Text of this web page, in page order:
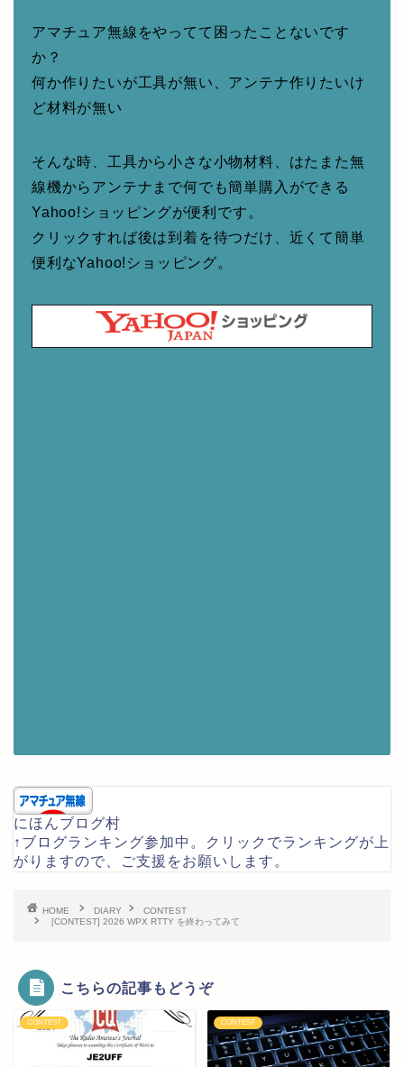
アマチュア無線をやってて困ったことないです
か？
何か作りたいが工具が無い、アンテナ作りたいけ
ど材料が無い
そんな時、工具から小さな小物材料、はたまた無
線機からアンテナまで何でも簡単購入ができる
Yahoo!ショッピングが便利です。
クリックすれば後は到着を待つだけ、近くて簡単
便利なYahoo!ショッピング。
にほんブログ村
↑ブログランキング参加中。クリックでランキングが上
がりますので、ご支援をお願いします。
HOME DIARY
CONTEST
[CONTEST] 2026 WPX RTTY を終わってみて
こちらの記事もどうぞ
CONTEST CONTEST